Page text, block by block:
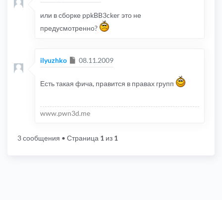
или в сборке ppkBB3cker это не
предусмотренно?
ilyuzhko Сообщение
08.11.2009
Есть такая фича, правится в правах групп
www.pwn3d.me
3 сообщения • Страница 1 из 1